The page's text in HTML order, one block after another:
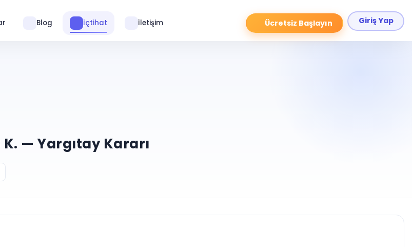
Ücretsiz Başlayın Giriş Yap
Blog İçtihat İletişim
K. — Yargıtay Kararı